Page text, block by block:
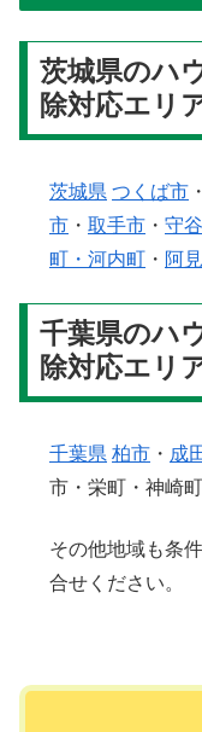
茨城県のハ
除対応エリ
茨城県 つくば市 ・
市 ・ 取手市 ・ 守
町・河内町 ・ 阿
千葉県のハ
除対応エリ
千葉県 柏市 ・ 成
市・栄町・神崎
その他地域も条
合せください。